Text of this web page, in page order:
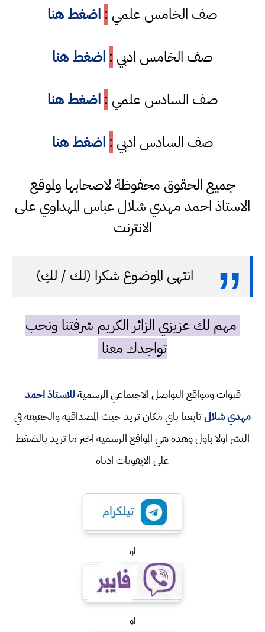
صف الخامس علمي : اضغط هنا
صف الخامس ادبي : اضغط هنا
صف السادس علمي : اضغط هنا
صف السادس ادبي : اضغط هنا
جميع الحقوق محفوظة لاصحابها ولموقع
الاستاذ احمد مهدي شلال عباس المهداوي على
الانترنت
انتهى الموضوع شكرا (لك / لكِ)
مهم لك عزيزي الزائر الكريم شرفتنا ونحب
تواجدك معنا
قنوات ومواقع التواصل الاجتماعي الرسميةللاستاذ احمد
مهدي شلالتابعنا باي مكان تريد حيث المصداقية والحقيقة في
النشر اولا باول وهذه هي المواقع الرسمية اختر ما تريد بالضغط
على الايقونات ادناه
او
او